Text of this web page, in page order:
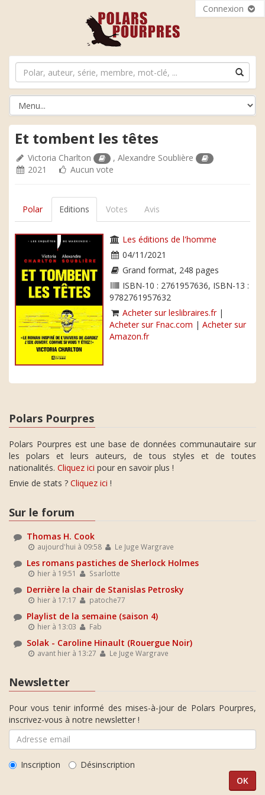
Connexion
Et tombent les têtes
Victoria Charlton ,Alexandre Soublière
2021
Aucun vote
Polar Editions Votes Avis
Les éditions de l'homme
04/11/2021
Grand format, 248 pages
ISBN-10 : 2761957636, ISBN-13 :
9782761957632
Acheter sur leslibraires.fr|
Acheter sur Fnac.com | Acheter sur
Amazon.fr
Polars Pourpres
Polars Pourpres est une base de données communautaire sur
les polars et leurs auteurs, de tous styles et de toutes
nationalités. Cliquez ici pour en savoir plus !
Envie de stats ? Cliquez ici !
Sur le forum
Thomas H. Cook
aujourd'hui à 09:58 Le Juge Wargrave
Les romans pastiches de Sherlock Holmes
hier à 19:51 Ssarlotte
Derrière la chair de Stanislas Petrosky
hier à 17:17 patoche77
Playlist de la semaine (saison 4)
hier à 13:03 Fab
Solak - Caroline Hinault (Rouergue Noir)
avant hier à 13:27 Le Juge Wargrave
Newsletter
Pour vous tenir informé des mises-à-jour de Polars Pourpres,
inscrivez-vous à notre newsletter !
Inscription Désinscription